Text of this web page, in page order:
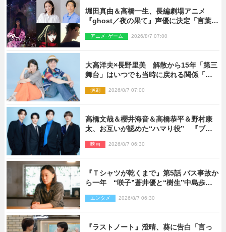
堀田真由＆高橋一生、長編劇場アニメ
『ghost／夜の果て』声優に決定「言葉に
た」
アニメ･ゲーム 2026/8/7 07:00
大高洋夫×長野里美 解散から15年「第三
舞台」はいつでも当時に戻れる関係「や
演劇 2026/8/7 07:00
高橋文哉＆櫻井海音＆高橋恭平＆野村康
太、お互いが認めた“ハマり役” 『ブル
映画 2026/8/7 06:30
『Ｔシャツが乾くまで』第5話 バス事故か
ら一年 “咲子”蒼井優と“樹生”中島歩は
エンタメ 2026/8/7 06:30
『ラストノート』澄晴、葵に告白「言っ